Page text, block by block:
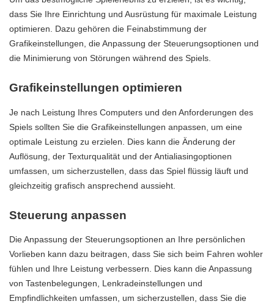
dass Sie Ihre Einrichtung und Ausrüstung für maximale Leistung
optimieren. Dazu gehören die Feinabstimmung der
Grafikeinstellungen, die Anpassung der Steuerungsoptionen und
die Minimierung von Störungen während des Spiels.
Grafikeinstellungen optimieren
Je nach Leistung Ihres Computers und den Anforderungen des
Spiels sollten Sie die Grafikeinstellungen anpassen, um eine
optimale Leistung zu erzielen. Dies kann die Änderung der
Auflösung, der Texturqualität und derAntialiasingoptionen
umfassen, um sicherzustellen, dass das Spiel flüssig läuft und
gleichzeitig grafisch ansprechend aussieht.
Steuerung anpassen
Die Anpassung der Steuerungsoptionen an Ihre persönlichen
Vorlieben kann dazu beitragen, dass Sie sich beim Fahren wohler
fühlen und Ihre Leistung verbessern. Dies kann die Anpassung
von Tastenbelegungen, Lenkradeinstellungen und
Empfindlichkeiten umfassen, um sicherzustellen, dass Sie die